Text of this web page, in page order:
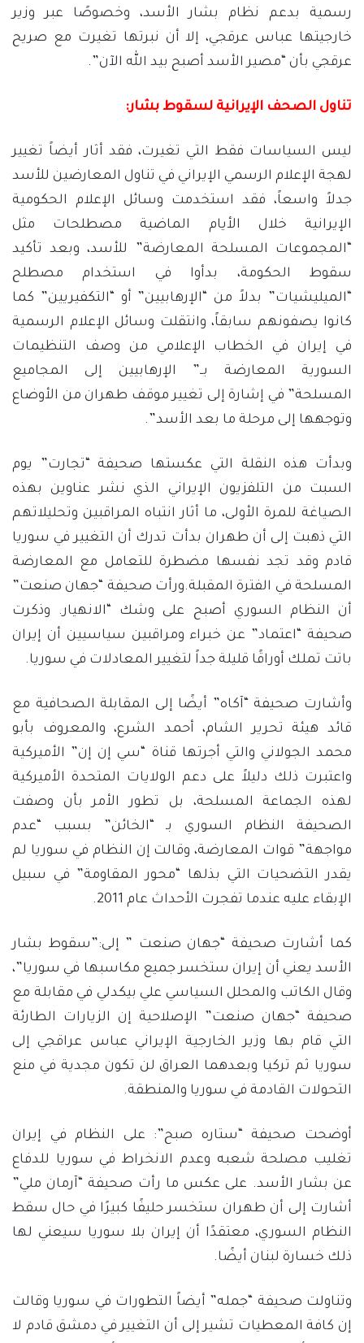
رسمية بدعم نظام بشار الأسد، وخصوصًا عبر وزير
خارجيتها عباس عرقجي، إلا أن نبرتها تغيرت مع صريح
عرقجي بأن “مصير الأسد أصبح بيد الله الآن”.
تناول الصحف الإيرانية لسقوط بشار:
ليس السياسات فقط التي تغيرت، فقد أثار أيضاً تغيير
لهجة الإعلام الرسمي الإيراني في تناول المعارضين للأسد
جدلاً واسعاً، فقد استخدمت وسائل الإعلام الحكومية
الإيرانية خلال الأيام الماضية مصطلحات مثل
“المجموعات المسلحة المعارضة” للأسد، وبعد تأكيد
سقوط الحكومة، بدأوا في استخدام مصطلح
“الميليشيات” بدلاً من “الإرهابيين” أو “التكفيريين” كما
كانوا يصفونهم سابقاً، وانتقلت وسائل الإعلام الرسمية
في إيران في الخطاب الإعلامي من وصف التنظيمات
السورية المعارضة بــ” الإرهابيين إلى المجاميع
المسلحة” في إشارة إلى تغيير موقف طهران من الأوضاع
وتوجهها إلى مرحلة ما بعد الأسد”.
وبدأت هذه النقلة التي عكستها صحيفة “تجارت” يوم
السبت من التلفزيون الإيراني الذي نشر عناوين بهذه
الصياغة للمرة الأولى، ما أثار انتباه المراقبين وتحليلاتهم
التي ذهبت إلى أن طهران بدأت تدرك أن التغيير في سوريا
قادم وقد تجد نفسها مضطرة للتعامل مع المعارضة
المسلحة في الفترة المقبلة.ورأت صحيفة “جهان صنعت”
أن النظام السوري أصبح على وشك “الانهيار. وذكرت
صحيفة “اعتماد” عن خبراء ومراقبين سياسيين أن إيران
باتت تملك أوراقًا قليلة جداً لتغيير المعادلات في سوريا.
وأشارت صحيفة “آكاه” أيضًا إلى المقابلة الصحافية مع
قائد هيئة تحرير الشام، أحمد الشرع، والمعروف بأبو
محمد الجولاني والتي أجرتها قناة “سي إن إن” الأميركية
واعتبرت ذلك دليلاً على دعم الولايات المتحدة الأميركية
لهذه الجماعة المسلحة، بل تطور الأمر بأن وصفت
الصحيفة النظام السوري بـ “الخائن” بسبب “عدم
مواجهة” قوات المعارضة، وقالت إن النظام في سوريا لم
يقدر التضحيات التي بذلها “محور المقاومة” في سبيل
الإبقاء عليه عندما تفجرت الأحداث عام 2011.
كما أشارت صحيفة “جهان صنعت ” إلى:”سقوط بشار
الأسد يعني أن إيران ستخسر جميع مكاسبها في سوريا”،
وقال الكاتب والمحلل السياسي علي بيكدلي في مقابلة مع
صحيفة “جهان صنعت” الإصلاحية إن الزيارات الطارئة
التي قام بها وزير الخارجية الإيراني عباس عراقجي إلى
سوريا ثم تركيا وبعدهما العراق لن تكون مجدية في منع
التحولات القادمة في سوريا والمنطقة.
أوضحت صحيفة “ستاره صبح”: على النظام في إيران
تغليب مصلحة شعبه وعدم الانخراط في سوريا للدفاع
عن بشار الأسد. على عكس ما رأت صحيفة “آرمان ملي”
أشارت إلى أن طهران ستخسر حليفًا كبيرًا في حال سقط
النظام السوري، معتقدًا أن إيران بلا سوريا سيعني لها
ذلك خسارة لبنان أيضًا.
وتناولت صحيفة “جمله” أيضاً التطورات في سوريا وقالت
إن كافة المعطيات تشير إلى أن التغيير في دمشق قادم لا